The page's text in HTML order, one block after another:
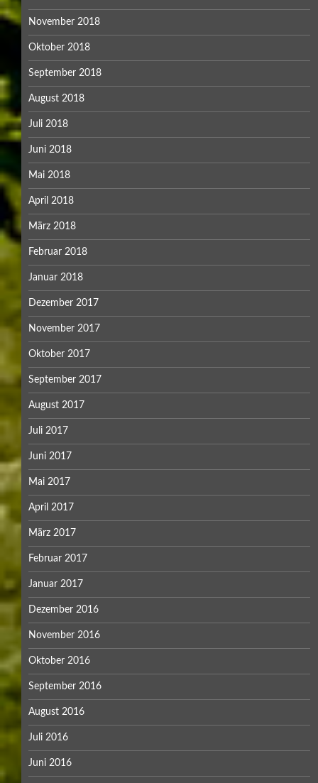
November 2018
Oktober 2018
September 2018
August 2018
Juli 2018
Juni 2018
Mai 2018
April 2018
März 2018
Februar 2018
Januar 2018
Dezember 2017
November 2017
Oktober 2017
September 2017
August 2017
Juli 2017
Juni 2017
Mai 2017
April 2017
März 2017
Februar 2017
Januar 2017
Dezember 2016
November 2016
Oktober 2016
September 2016
August 2016
Juli 2016
Juni 2016